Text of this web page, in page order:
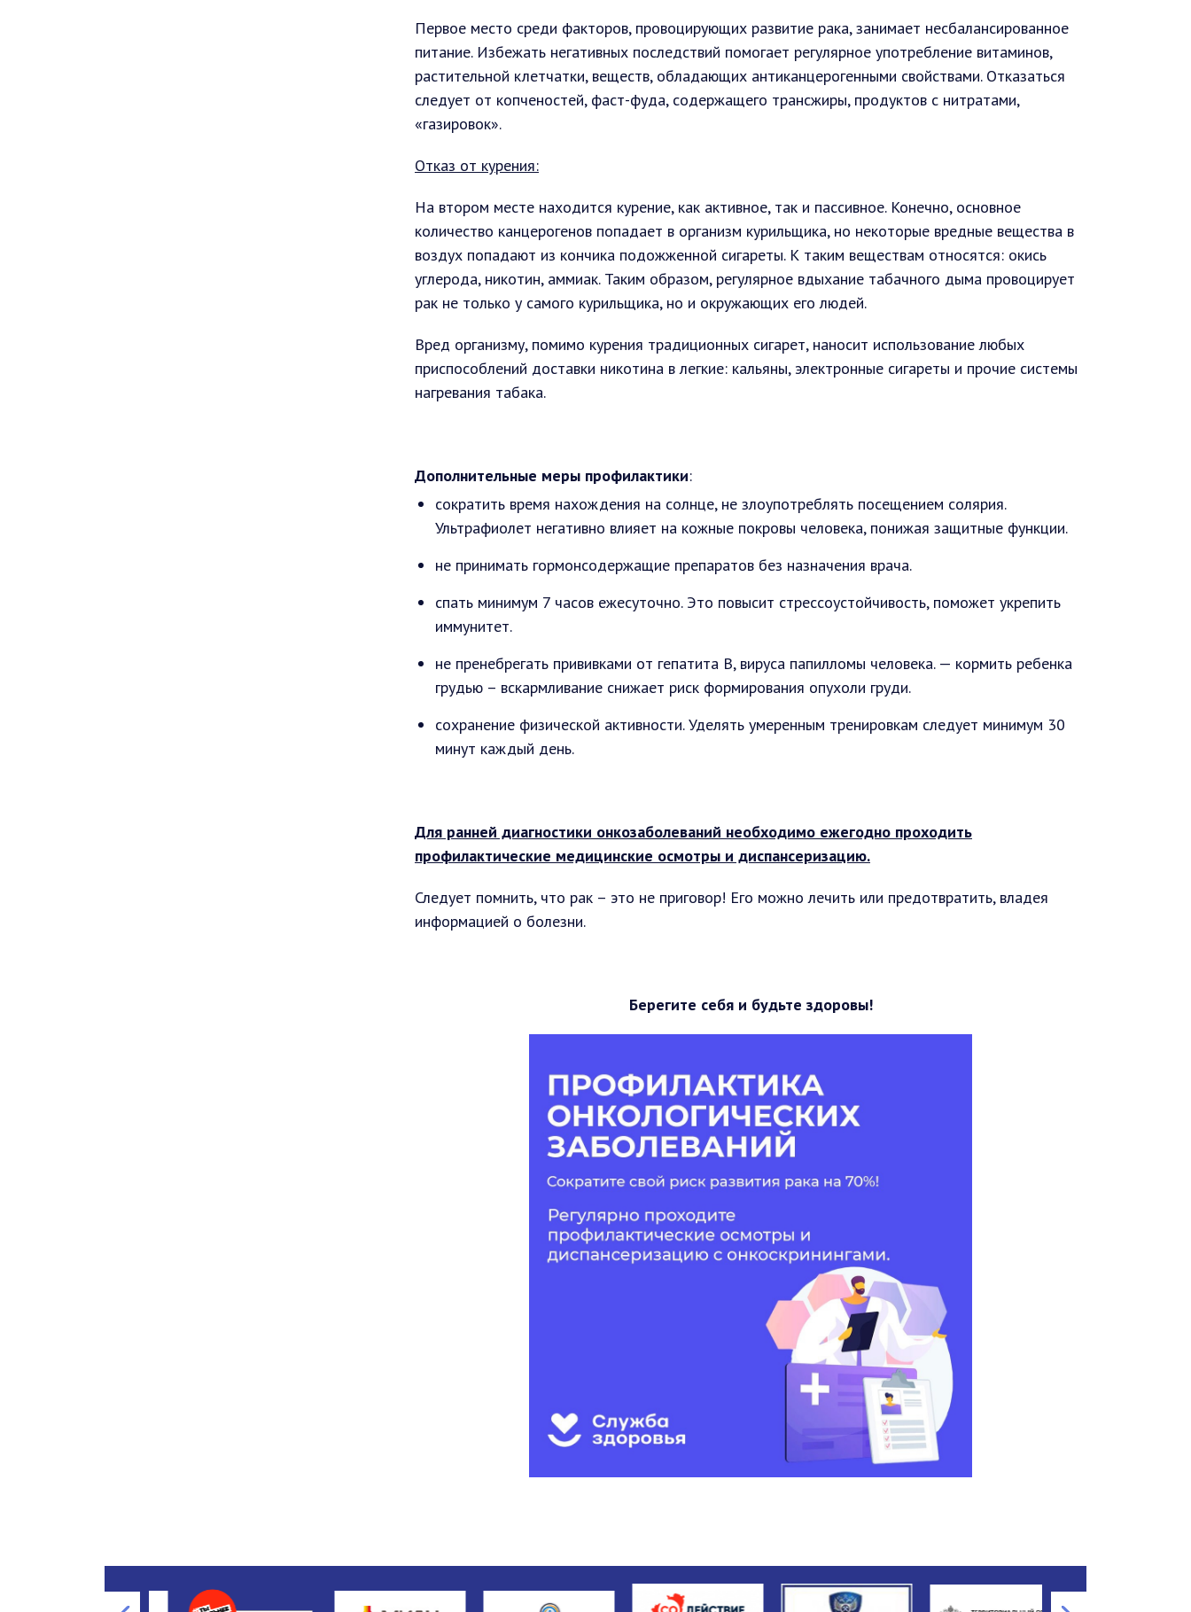
Первое место среди факторов, провоцирующих развитие рака, занимает несбалансированное
питание. Избежать негативных последствий помогает регулярное употребление витаминов,
растительной клетчатки, веществ, обладающих антиканцерогенными свойствами. Отказаться
следует от копченостей, фаст-фуда, содержащего трансжиры, продуктов с нитратами,
«газировок».
Отказ от курения:
На втором месте находится курение, как активное, так и пассивное. Конечно, основное
количество канцерогенов попадает в организм курильщика, но некоторые вредные вещества в
воздух попадают из кончика подожженной сигареты. К таким веществам относятся: окись
углерода, никотин, аммиак. Таким образом, регулярное вдыхание табачного дыма провоцирует
рак не только у самого курильщика, но и окружающих его людей.
Вред организму, помимо курения традиционных сигарет, наносит использование любых
приспособлений доставки никотина в легкие: кальяны, электронные сигареты и прочие системы
нагревания табака.
Дополнительные меры профилактики:
сократить время нахождения на солнце, не злоупотреблять посещением солярия.
Ультрафиолет негативно влияет на кожные покровы человека, понижая защитные функции.
не принимать гормонсодержащие препаратов без назначения врача.
спать минимум 7 часов ежесуточно. Это повысит стрессоустойчивость, поможет укрепить
иммунитет.
не пренебрегать прививками от гепатита В, вируса папилломы человека. — кормить ребенка
грудью – вскармливание снижает риск формирования опухоли груди.
сохранение физической активности. Уделять умеренным тренировкам следует минимум 30
минут каждый день.
Для ранней диагностики онкозаболеваний необходимо ежегодно проходить
профилактические медицинские осмотры и диспансеризацию.
Следует помнить, что рак – это не приговор! Его можно лечить или предотвратить, владея
информацией о болезни.
Берегите себя и будьте здоровы!